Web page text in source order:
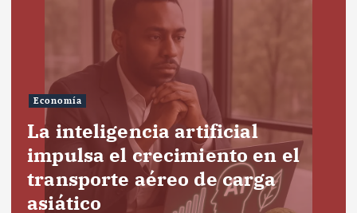
Economía
La inteligencia artificial
impulsa el crecimiento en el
transporte aéreo de carga
asiático